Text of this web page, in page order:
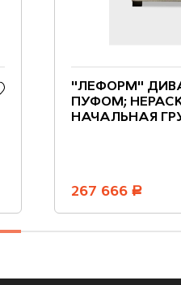
"ЛЕФОРМ"
ПУФОМ;
НАЧАЛЬНАЯ
267 666 руб.